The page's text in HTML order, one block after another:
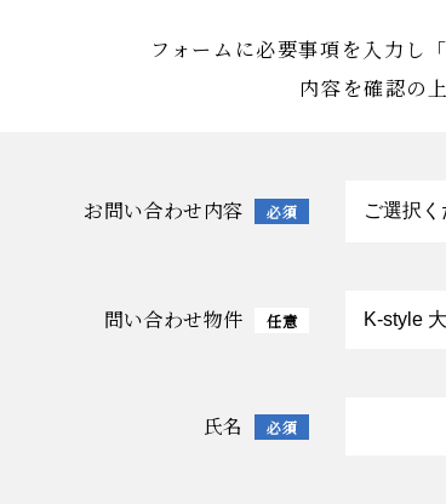
フォームに必要事項を入力し
内容を確認の
お問い合わせ内容 必須
問い合わせ物件 任意
氏名 必須